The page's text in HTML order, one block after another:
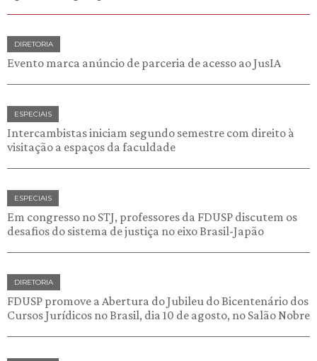
DIRETORIA
Evento marca anúncio de parceria de acesso ao JusIA
ESPECIAIS
Intercambistas iniciam segundo semestre com direito à
visitação a espaços da faculdade
ESPECIAIS
Em congresso no STJ, professores da FDUSP discutem os
desafios do sistema de justiça no eixo Brasil-Japão
DIRETORIA
FDUSP promove a Abertura do Jubileu do Bicentenário dos
Cursos Jurídicos no Brasil, dia 10 de agosto, no Salão Nobre